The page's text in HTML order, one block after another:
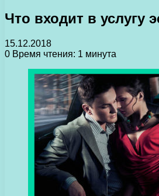
Что входит в услугу
15.12.2018
0 Время чтения: 1 минута